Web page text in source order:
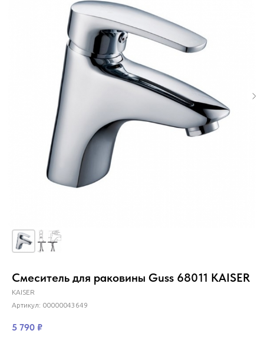
Смеситель для раковины Guss 68011 KAISER
KAISER
Артикул: 00000043649
5 790 ₽